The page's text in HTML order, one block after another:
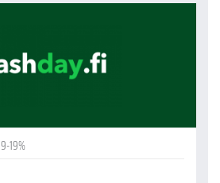
19%